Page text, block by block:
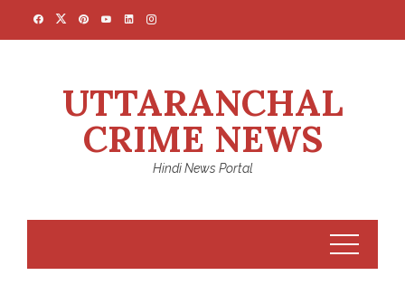
UTTARANCHAL
CRIME NEWS
Hindi News Portal